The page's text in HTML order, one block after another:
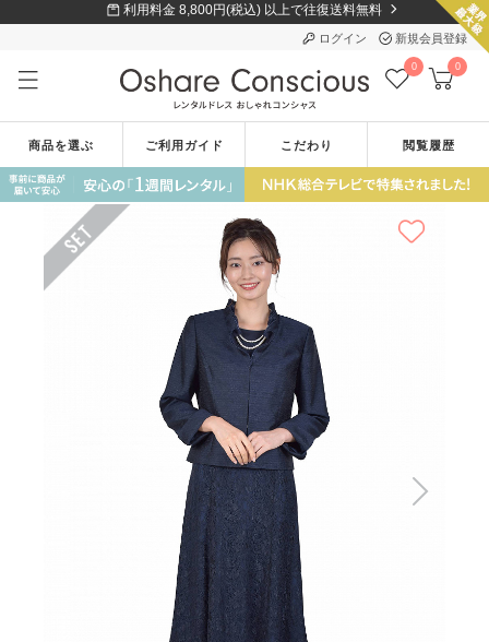
利用料金 8,800円(税込) 以上で往復送料無料
ログイン 新規会員登録
0 0
商品を選ぶ ご利用ガイド こだわり 閲覧履歴